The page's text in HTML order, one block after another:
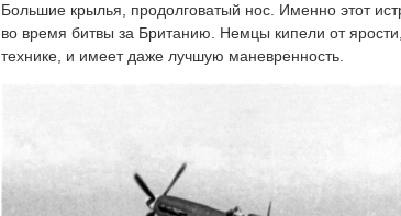
Большие крылья, продолговатый нос. Именно этот
во время битвы за Британию. Немцы кипели от
технике, и имеет даже лучшую маневренность.